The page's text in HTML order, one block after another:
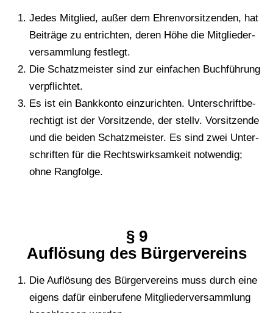
Jedes Mit­glied, außer dem Ehren­vor­sit­zen­den, hat
Bei­trä­ge zu ent­rich­ten, deren Höhe die Mit­glie­der­
ver­samm­lung festlegt.
Die Schatz­meis­ter sind zur ein­fa­chen Buch­füh­rung
verpflichtet.
Es ist ein Bank­kon­to ein­zu­rich­ten. Unter­schrift­be­
rech­tigt ist der Vor­sit­zen­de, der stellv. Vor­sit­zen­de
und die beiden Schatz­meis­ter. Es sind zwei Unter­
schrif­ten für die Rechts­wirk­sam­keit not­wen­dig;
ohne Rangfolge.
§ 9
Auf­lö­sung des Bürgervereins
Die Auf­lö­sung des Bür­ger­ver­eins muss durch eine
eigens dafür ein­be­ru­fe­ne Mit­glie­der­ver­samm­lung